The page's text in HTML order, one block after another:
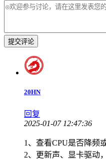
提交评论
20HN
回复
2025-01-07 12:47:36
1、查看CPU是否降频
2、更新声、显卡驱动